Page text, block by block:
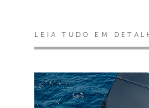
LEIA TUDO EM